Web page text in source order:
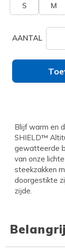
S M
AANTAL
Blijf warm en
SHIELD™
gewatteerde
van onze
steekzakken
doorgestikte
zijde.